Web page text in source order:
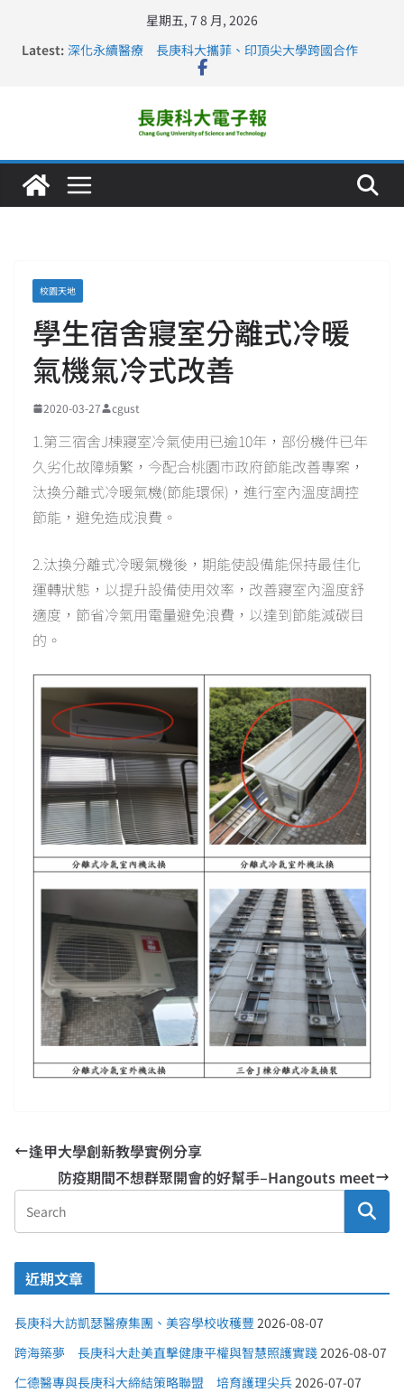
星期五, 7 8 月, 2026
Latest: 深化永續醫療 長庚科大攜菲、印頂尖大學跨國合作
長庚科大訪凱瑟醫療集團、美容學校收穫豐
仁德醫專與長庚科大締結策略聯盟 培育護理尖兵
長庚科大連四年穩居《遠見》醫學大學第5名 辦學實力再
校園天地
學生宿舍寢室分離式冷暖
氣機氣冷式改善
2020-03-27 cgust
1.第三宿舍J棟寢室冷氣使用已逾10年，部份機件已年
久劣化故障頻繁，今配合桃園市政府節能改善專案，
汰換分離式冷暖氣機(節能環保)，進行室內溫度調控
節能，避免造成浪費。
2.汰換分離式冷暖氣機後，期能使設備能保持最佳化
運轉狀態，以提升設備使用效率，改善寢室內溫度舒
適度，節省冷氣用電量避免浪費，以達到節能減碳目
的。
逢甲大學創新教學實例分享
防疫期間不想群聚開會的好幫手–Hangouts meet
近期文章
長庚科大訪凱瑟醫療集團、美容學校收穫豐 2026-08-07
跨海築夢 長庚科大赴美直擊健康平權與智慧照護實踐2026-08-07
仁德醫專與長庚科大締結策略聯盟 培育護理尖兵2026-07-07